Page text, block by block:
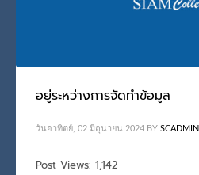
อยู่ระหว่างการจัดทำข้อมูล
วันอาทิตย์, 02 มิถุนายน 2024 BY SCADMIN
Post Views: 1,142